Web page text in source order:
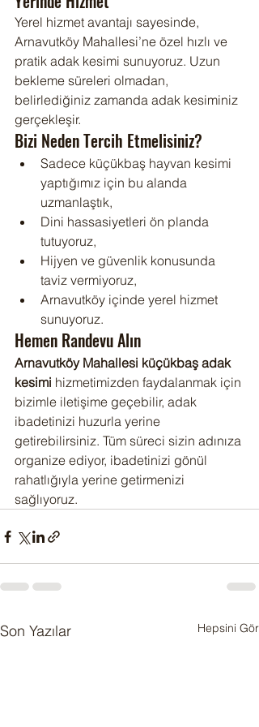
Yerel hizmet avantajı sayesinde,
Arnavutköy Mahallesi’ne özel hızlı ve
pratik adak kesimi sunuyoruz. Uzun
bekleme süreleri olmadan,
belirlediğiniz zamanda adak kesiminiz
gerçekleşir.
Bizi Neden Tercih Etmelisiniz?
Sadece küçükbaş hayvan kesimi
yaptığımız için bu alanda
uzmanlaştık,
Dini hassasiyetleri ön planda
tutuyoruz,
Hijyen ve güvenlik konusunda
taviz vermiyoruz,
Arnavutköy içinde yerel hizmet
sunuyoruz.
Hemen Randevu Alın
Arnavutköy Mahallesi küçükbaş adak
kesimi hizmetimizden faydalanmak için
bizimle iletişime geçebilir, adak
ibadetinizi huzurla yerine
getirebilirsiniz. Tüm süreci sizin adınıza
organize ediyor, ibadetinizi gönül
rahatlığıyla yerine getirmenizi
sağlıyoruz.
Son Yazılar Hepsini Gör